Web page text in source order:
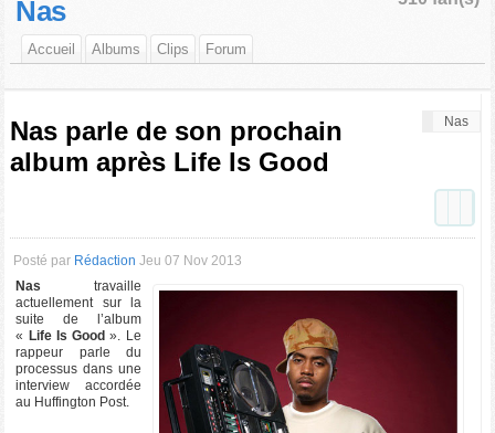
Nas
Accueil Albums Clips Forum
Nas
Nas parle de son prochain
album après Life Is Good
Posté par Rédaction Jeu 07 Nov 2013
Nas
travaille
actuellement sur la
suite de l’album
« Life Is Good ». Le
rappeur parle du
processus dans une
interview accordée
au Huffington Post.